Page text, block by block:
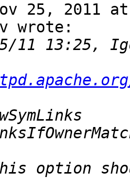
25, 2011 at
wrote:
option